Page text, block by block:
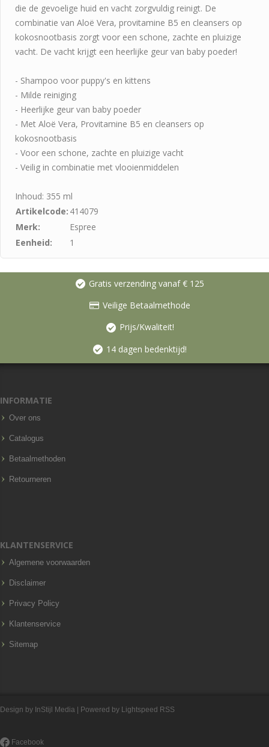
die de gevoelige huid en vacht zorgvuldig reinigt. De
combinatie van Aloë Vera, provitamine B5 en cleansers op
kokosnootbasis zorgt voor een schone, zachte en pluizige
vacht. De vacht krijgt een heerlijke geur van baby poeder!
- Shampoo voor puppy's en kittens
- Milde reiniging
- Heerlijke geur van baby poeder
- Met Aloë Vera, Provitamine B5 en cleansers op
kokosnootbasis
- Voor een schone, zachte en pluizige vacht
- Veilig in combinatie met vlooienmiddelen
Inhoud: 355 ml
Artikelcode: 414079
Merk:
Espree
Eenheid:
1
Gratis verzending vanaf € 125
Veilige Betaalmethode
Prijs/Kwaliteit!
14 dagen bedenktijd!
INFORMATIE
Over ons
Catalogus
Betaalmethoden
Retourneren
KLANTENSERVICE
Algemene voorwaarden
Disclaimer
Privacy Policy
Klantenservice
Sitemap
Design by InStijl Media | Powered by Lightspeed RSS
Facebook